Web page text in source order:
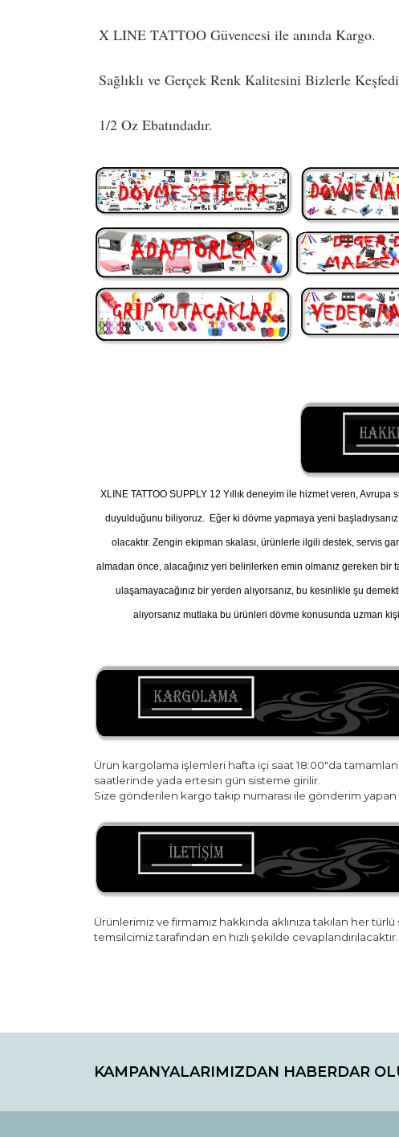
X LINE TATTOO Güvencesi ile anında Kargo.
Sağlıklı ve Gerçek Renk Kalitesini Bizlerle
1/2 Oz Ebatındadır.
XLINE TATTOO SUPPLY 12 Yıllık deneyim ile hizmet veren,
duyulduğunu biliyoruz. Eğer ki dövme yapmaya yeni
olacaktır. Zengin ekipman skalası, ürünlerle ilgili destek, servis
almadan önce, alacağınız yeri belirilerken emin olmanız gereken bir
ulaşamayacağınız bir yerden alıyorsanız, bu kesinlikle şu
alıyorsanız mutlaka bu ürünleri dövme konusunda uzman
Ürün kargolama işlemleri hafta içi saat 18:00"da
saatlerinde yada ertesin gün sisteme girilir.
Size gönderilen kargo takip numarası ile gönderim
Ürünlerimiz ve firmamız hakkında aklınıza takılan her
temsilcimiz tarafından en hızlı şekilde cevaplandırılacaktır.
Görüş ve önerileriniz için teşekkür ederiz.
Ürün resmi kalitesiz, bozuk veya görüntülenemiyor.
KAMPANYALARIMIZDAN HABERDAR